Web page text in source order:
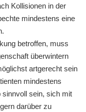
Kollisionen in der
mindestens eine
betroffen, muss
überwintern
artgerecht sein
mindestens
sinnvoll sein, sich mit
darüber zu